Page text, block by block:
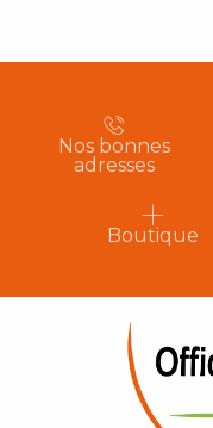
Nos bonnes
adresses
Boutique